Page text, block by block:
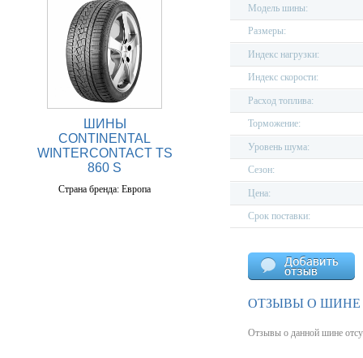
ШИНЫ
CONTINENTAL
WINTERCONTACT TS
860 S
Страна бренда: Европа
Модель шины:
Размеры:
Индекс нагрузки:
Индекс скорости:
Расход топлива:
Торможение:
Уровень шума:
Сезон:
Цена:
Срок поставки:
ОТЗЫВЫ О ШИНЕ
Отзывы о данной шине